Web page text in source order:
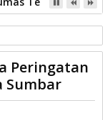
Polri di Polda
Peringatan
Sumbar